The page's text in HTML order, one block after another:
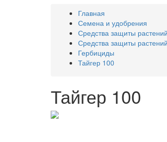
Главная
Семена и удобрения
Средства защиты растений
Средства защиты растений
Гербициды
Тайгер 100
Тайгер 100